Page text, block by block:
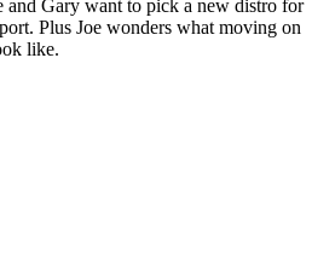
and Gary want to pick a new distro for
Plus Joe wonders what moving on
like.